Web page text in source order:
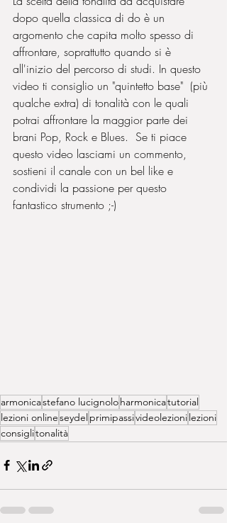
dopo quella classica di do è un
argomento che capita molto spesso di
affrontare, soprattutto quando si è
all'inizio del percorso di studi. In questo
video ti consiglio un "quintetto base"  (più
qualche extra) di tonalità con le quali
potrai affrontare la maggior parte dei
brani Pop, Rock e Blues.  Se ti piace
questo video lasciami un commento,
sostieni il canale con un bel like e
condividi la passione per questo
fantastico strumento ;-)
armonicastefano lucignoloharmonicatutorial
lezioni onlineseydel primipassivideolezionilezioni
consiglitonalità